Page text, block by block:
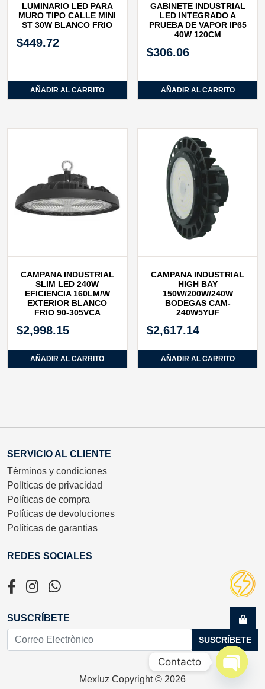
LUMINARIO LED PARA
MURO TIPO CALLE MINI
ST 30W BLANCO FRIO
$449.72
AÑADIR AL CARRITO
GABINETE INDUSTRIAL
LED INTEGRADO A
PRUEBA DE VAPOR IP65
40W 120CM
$306.06
AÑADIR AL CARRITO
CAMPANA INDUSTRIAL
SLIM LED 240W
EFICIENCIA 160LM/W
EXTERIOR BLANCO
FRIO 90-305VCA
$2,998.15
AÑADIR AL CARRITO
CAMPANA INDUSTRIAL
HIGH BAY
150W/200W/240W
BODEGAS CAM-
240W5YUF
$2,617.14
AÑADIR AL CARRITO
SERVICIO AL CLIENTE
Tèrminos y condiciones
Polìticas de privacidad
Políticas de compra
Políticas de devoluciones
Políticas de garantias
REDES SOCIALES
SUSCRÍBETE
SUSCRÍBETE
Mexluz Copyright © 2026
Contacto